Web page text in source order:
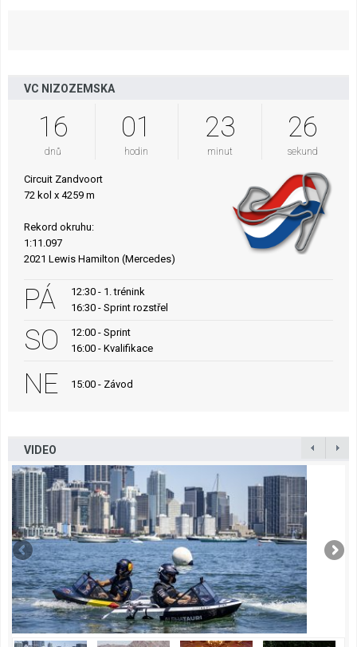
VC NIZOZEMSKA
16
dnů
01
hodin
23
minut
26
sekund
Circuit Zandvoort
72 kol x 4259 m
Rekord okruhu:
1:11.097
2021 Lewis Hamilton (Mercedes)
PÁ
12:30 - 1. trénink
16:30 - Sprint rozstřel
SO
12:00 - Sprint
16:00 - Kvalifikace
NE 15:00 - Závod
VIDEO